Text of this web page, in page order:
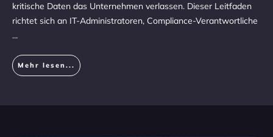
kritische Daten das Unternehmen verlassen. Dieser Leitfaden
richtet sich an IT-Administratoren, Compliance-Verantwortliche
...
Mehr lesen...